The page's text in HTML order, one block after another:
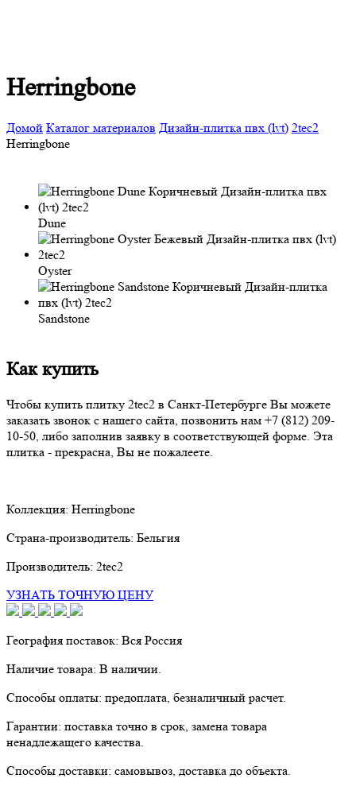
Herringbone
Домой Каталог материалов Дизайн-плитка пвх (lvt) 2tec2
Herringbone
Dune
Oyster
Sandstone
Как купить
Чтобы купить плитку 2tec2 в Санкт-Петербурге Вы можете
заказать звонок с нашего сайта, позвонить нам +7 (812) 209-
10-50 , либо заполнив заявку в соответствующей форме. Эта
плитка - прекрасна, Вы не пожалеете.
Коллекция: Herringbone
Страна-производитель: Бельгия
Производитель: 2tec2
УЗНАТЬ ТОЧНУЮ ЦЕНУ
География поставок: Вся Россия
Наличие товара: В наличии.
Способы оплаты: предоплата, безналичный расчет.
Гарантии: поставка точно в срок, замена товара
ненадлежащего качества.
Способы доставки: самовывоз, доставка до объекта.